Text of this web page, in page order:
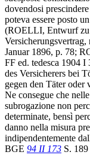
dovendosi
poteva essere posto
(ROELLI, Entwurf zu
Januar 1896, p. 78;
FF ed. tedesca 1904
des Versicherers bei
gegen den Täter
Ne consegue che
subrogazione non
determinate, bensì
danno nella misura
indipendentemente
BGE 94 II 173 S. 189